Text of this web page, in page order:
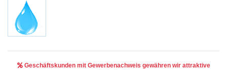
Geschäftskunden mit Gewerbenachweis gewähren wir attraktive